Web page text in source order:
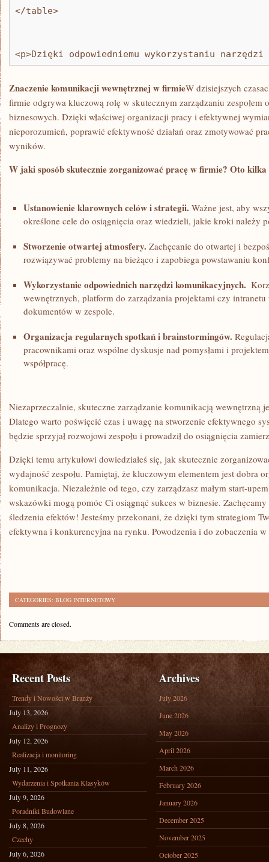
</table>
<p>Dzięki odpowiedniemu wykorzystaniu
Znaczenie komunikacji‍ wewnętrznej w firmieW dzisiejszych
firmie ⁣odgrywa kluczową rolę w skutecznym zarządzaniu zespołem
biznesowych. Dzięki właściwej organizacji pracy i efektywnej
nieporozumień, poprawić efektywność działań ‌oraz zmotywować
wyników.
W jaki sposób skutecznie zorganizować pracę w firmie? Oto
Ustanowienie klarownych celów ⁤i strategii. Ważne jest, ⁤aby
określone cele do osiągnięcia oraz wiedzieli, jakie kroki należy
Stworzenie otwartej atmosfery. Zachęcanie do otwartej i
rozwiązywać problemy na bieżąco i zapobiega powstawaniu
Wykorzystanie ⁤odpowiednich narzędzi‌ komunikacyjnych.
wewnętrznych, ⁤platform do zarządzania⁣ projektami czy
dokumentów w zespole.
Organizacja regularnych⁢ spotkań i brainstormingów.
pracownikami oraz wspólne dyskusje nad pomysłami ⁢i
współpracę.
Niezaprzeczalnie, skuteczne zarządzanie ​komunikacją wewnętrzną
Dlatego warto ​poświęcić czas i ‌uwagę na stworzenie efektywnego⁤
będzie sprzyjał rozwojowi zespołu i prowadził do osiągnięcia
Dzięki temu artykułowi​ dowiedziałeś się, jak skutecznie
wydajność zespołu.⁢ Pamiętaj, ‍że kluczowym elementem jest dobra
komunikacja. Niezależnie od tego,‍ czy zarządzasz małym start-
wskazówki mogą pomóc Ci ​osiągnąć sukces w biznesie.
śledzenia efektów! Jesteśmy przekonani, że dzięki⁣ tym strategiom
efektywna i⁢ konkurencyjna‍ na ​rynku. Powodzenia ​i do zobaczenia
CATEGORIES: BLOG INTERNETOWY
Comments are closed.
Recent Posts
Trendy i Nowości w Branży
July 13, 2026
Analizy i Prognozy
July 12, 2026
Realizacja i monitoring
July 11, 2026
Wydarzenia i Spotkania Klasyków
July 9, 2026
Poradniki Budowlane
July 8, 2026
Czechy
July 6, 2026
Archives
July 2026
June 2026
May 2026
April 2026
March 2026
February 2026
January 2026
December 2025
November 2025
October 2025